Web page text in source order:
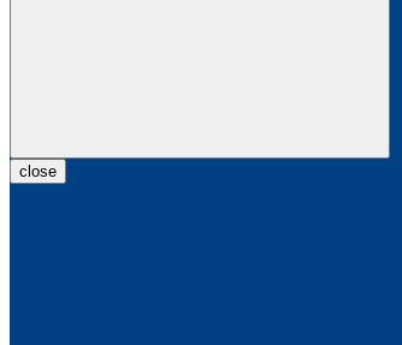
close